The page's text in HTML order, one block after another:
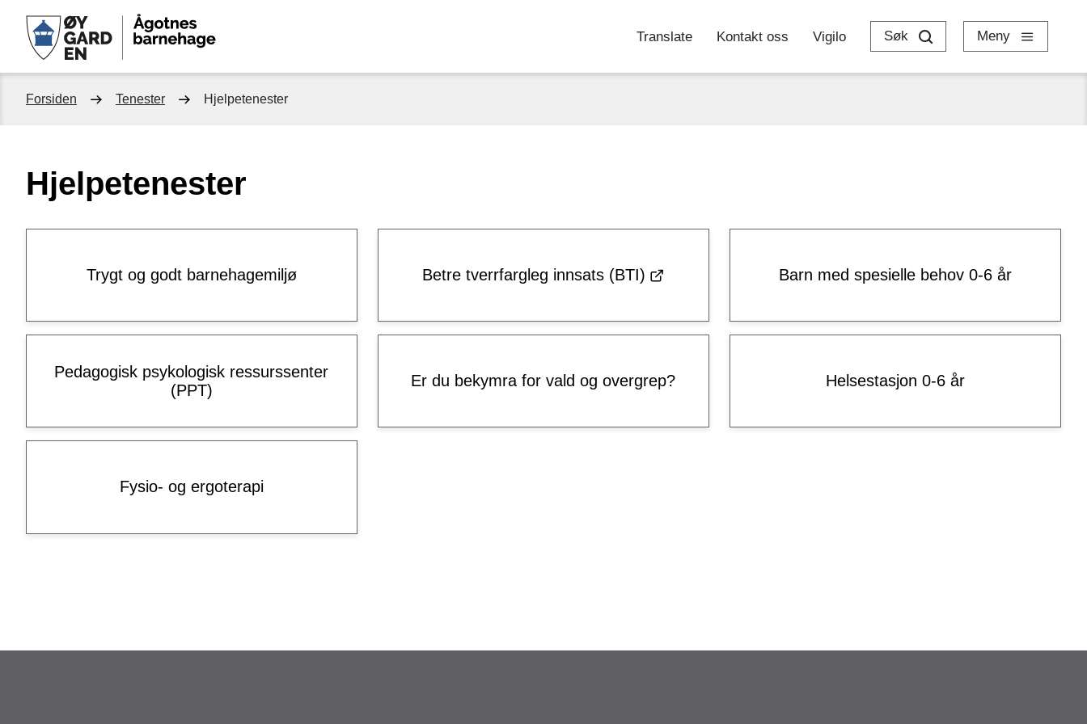
Ågotnes
barnehage
Translate Kontakt oss Vigilo Søk Meny
Du
her:
Forsiden Tenester Hjelpetenester
Hjelpetenester
Trygt og godt barnehagemiljø Betre tverrfargleg innsats (BTI) Barn med spesielle behov 0-6 år
Pedagogisk psykologisk ressurssenter
(PPT)
Er du bekymra for vald og overgrep? Helsestasjon 0-6 år
Fysio- og ergoterapi